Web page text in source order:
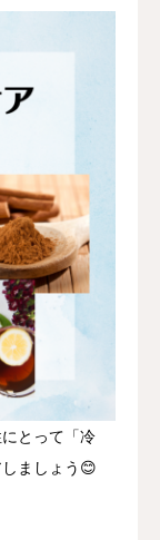
とって「冷
ましょう😊